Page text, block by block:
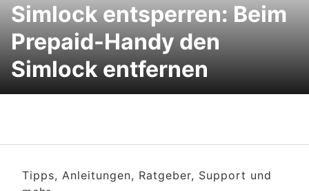
Simlock entsperren: Beim
Prepaid-Handy den
Simlock entfernen
Tipps, Anleitungen, Ratgeber, Support und